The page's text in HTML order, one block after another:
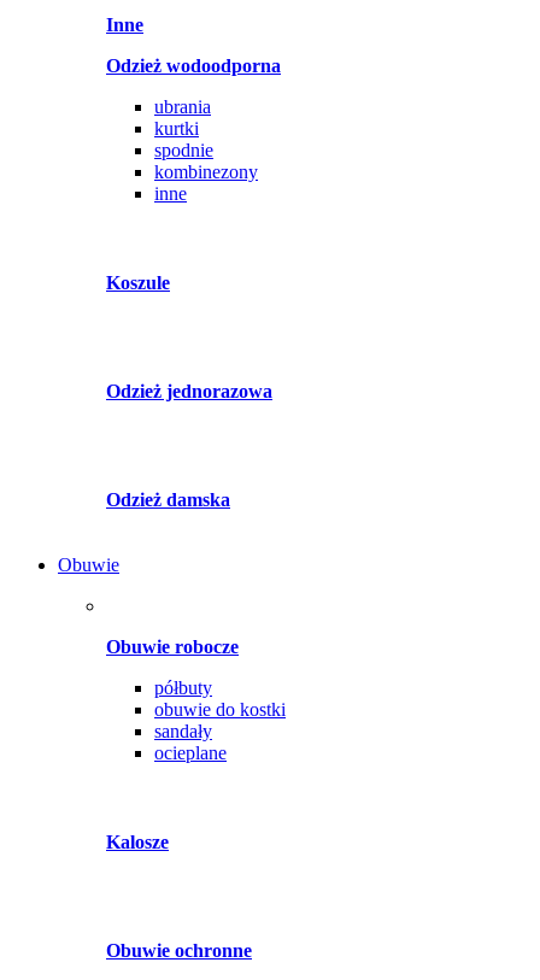
Inne
Odzież wodoodporna
ubrania
kurtki
spodnie
kombinezony
inne
Koszule
Odzież jednorazowa
Odzież damska
Obuwie
Obuwie robocze
półbuty
obuwie do kostki
sandały
ocieplane
Kalosze
Obuwie ochronne